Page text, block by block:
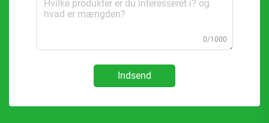
0/1000
Indsend